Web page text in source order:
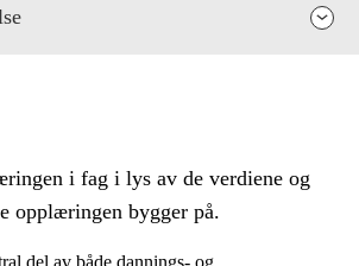
i fag i lys av de verdiene og
opplæringen bygger på.